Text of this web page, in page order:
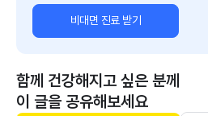
비대면 진료 받기
함께 건강해지고 싶은 분께
이 글을 공유해보세요